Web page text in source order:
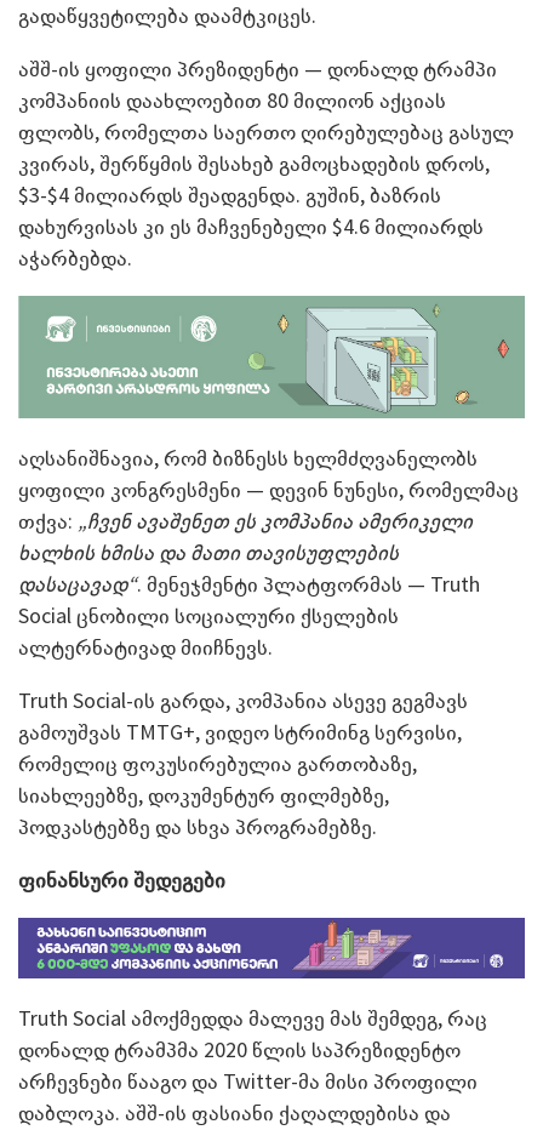
გადაწყვეტილება დაამტკიცეს.
აშშ-ის ყოფილი პრეზიდენტი — დონალდ ტრამპი
კომპანიის დაახლოებით 80 მილიონ აქციას
ფლობს, რომელთა საერთო ღირებულებაც გასულ
კვირას, შერწყმის შესახებ გამოცხადების დროს,
$3-$4 მილიარდს შეადგენდა. გუშინ, ბაზრის
დახურვისას კი ეს მაჩვენებელი $4.6 მილიარდს
აჭარბებდა.
აღსანიშნავია, რომ ბიზნესს ხელმძღვანელობს
ყოფილი კონგრესმენი — დევინ ნუნესი, რომელმაც
თქვა: „ჩვენ ავაშენეთ ეს კომპანია ამერიკელი
ხალხის ხმისა და მათი თავისუფლების
დასაცავად“. მენეჯმენტი პლატფორმას — Truth
Social ცნობილი სოციალური ქსელების
ალტერნატივად მიიჩნევს.
Truth Social-ის გარდა, კომპანია ასევე გეგმავს
გამოუშვას TMTG+, ვიდეო სტრიმინგ სერვისი,
რომელიც ფოკუსირებულია გართობაზე,
სიახლეებზე, დოკუმენტურ ფილმებზე,
პოდკასტებზე და სხვა პროგრამებზე.
ფინანსური შედეგები
Truth Social ამოქმედდა მალევე მას შემდეგ, რაც
დონალდ ტრამპმა 2020 წლის საპრეზიდენტო
არჩევნები წააგო და Twitter-მა მისი პროფილი
დაბლოკა. აშშ-ის ფასიანი ქაღალდებისა და